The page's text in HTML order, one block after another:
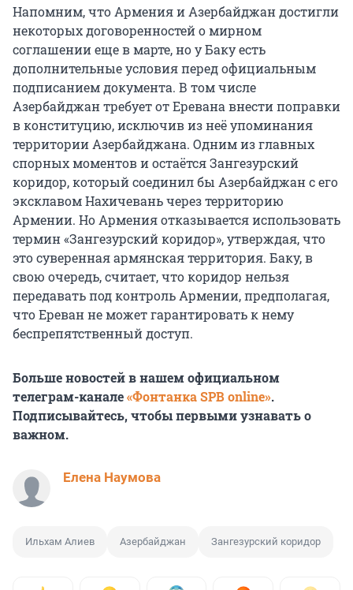
Напомним, что Армения и Азербайджан достигли
некоторых договоренностей о мирном
соглашении еще в марте, но у Баку есть
дополнительные условия перед официальным
подписанием документа. В том числе
Азербайджан требует от Еревана внести поправки
в конституцию, исключив из неё упоминания
территории Азербайджана. Одним из главных
спорных моментов и остаётся Зангезурский
коридор, который соединил бы Азербайджан с его
эксклавом Нахичевань через территорию
Армении. Но Армения отказывается использовать
термин «Зангезурский коридор», утверждая, что
это суверенная армянская территория. Баку, в
свою очередь, считает, что коридор нельзя
передавать под контроль Армении, предполагая,
что Ереван не может гарантировать к нему
беспрепятственный доступ.
Больше новостей в нашем официальном
телеграм-канале«Фонтанка SPB online».
Подписывайтесь, чтобы первыми узнавать о
важном.
Елена Наумова
Ильхам Алиев Азербайджан Зангезурский коридор